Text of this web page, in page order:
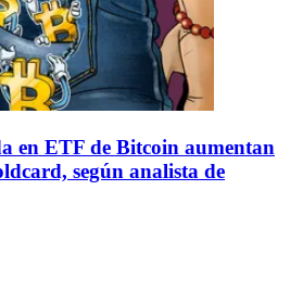
en ETF de Bitcoin aumentan
según analista de